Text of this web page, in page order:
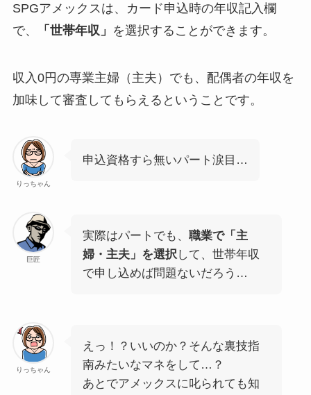
SPGアメックスは、カード申込時の年収記入欄
で、
「世帯年収」 を選択することができます。
収入0円の専業主婦（主夫）でも、 配偶者の年収を
加味して審査 してもらえるということです。
りっちゃん
申込資格すら無いパート涙目…
巨匠
実際はパートでも、 職業で「主
婦・主夫」を選択して、世帯年収
で申し込めば問題ないだろう…
りっちゃん
えっ！？いいのか？そんな裏技指
南みたいなマネをして…？
あとでアメックスに叱られても知